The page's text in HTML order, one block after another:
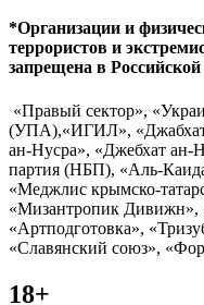
*Организации и
террористов и
запрещена в
«Правый сектор»,
(УПА),«ИГИЛ»,
ан-Нусра», «Джебхат ан-
партия (НБП), «Аль-
«Меджлис крымско-
«Мизантропик Дивижн»,
«Артподготовка»,
«Славянский союз»,
18+